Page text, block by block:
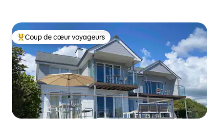
Coup de cœur voyageurs parmi les plus aimés
Coup de cœur voyageurs